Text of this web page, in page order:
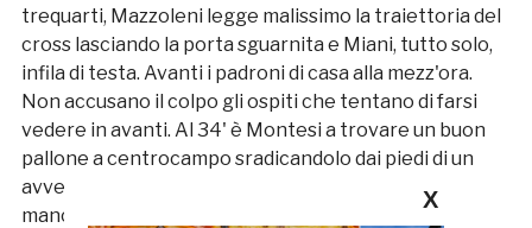
trequarti, Mazzoleni legge malissimo la traiettoria del
cross lasciando la porta sguarnita e Miani, tutto solo,
infila di testa. Avanti i padroni di casa alla mezz'ora.
Non accusano il colpo gli ospiti che tentano di farsi
vedere in avanti. Al 34' è Montesi a trovare un buon
pallone a centrocampo sradicandolo dai piedi di un
avversario, serve Pezzotti sulla sinistra, cross
mancino facile per Verdicchio. Poco più di cinque
X